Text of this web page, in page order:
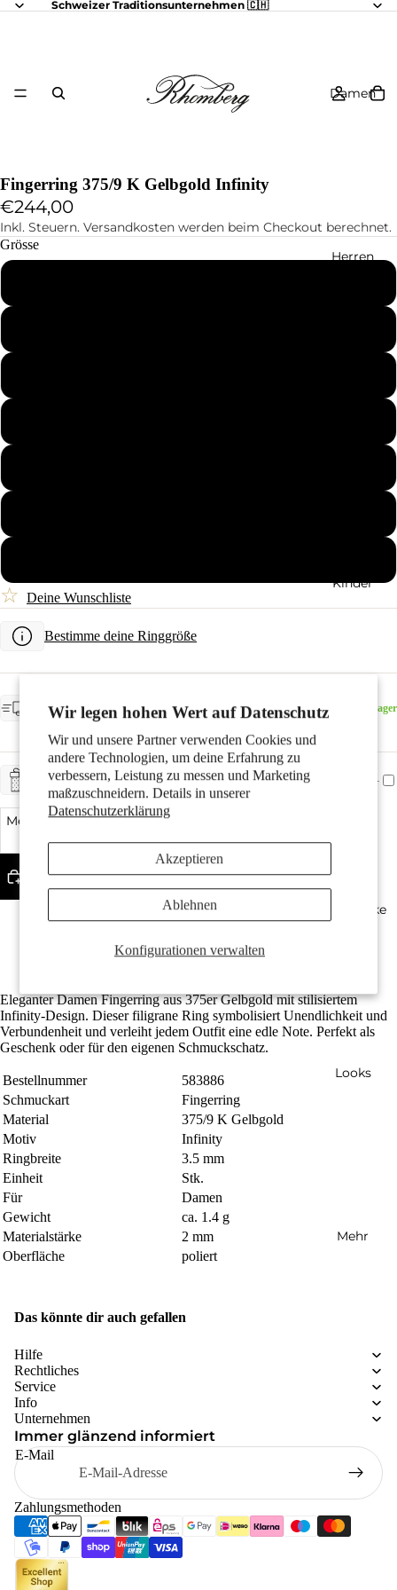
Wir legen hohen Wert auf Datenschutz
Wir und unsere Partner verwenden Cookies und
andere Technologien, um deine Erfahrung zu
verbessern, Leistung zu messen und Marketing
maßzuschneidern. Details in unserer
Datenschutzerklärung
Konfigurationen verwalten
Akzeptieren
Ablehnen
Schweizer Traditionsunternehmen 🇨🇭
Damen
Herren
Kinder
Geschenke
Looks
Mehr
Fingerring 375/9 K Gelbgold Infinity
€244,00
Inkl. Steuern. Versandkosten werden beim Checkout berechnet.
Grösse
☆ Deine Wunschliste
Bestimme deine Ringgröße
Am Lager - voraussichtliche Lieferung: Donnerstag, 13.
August
Am Lager
GESCHENKSERVICE + CHF 5.-
Menge verringern
In den Warenkorb legen
Gefertigt aus recyceltem 375er Gold
Kostenlose Lieferung
Eleganter Damen Fingerring aus 375er Gelbgold mit stilisiertem
Infinity-Design. Dieser filigrane Ring symbolisiert Unendlichkeit und
Verbundenheit und verleiht jedem Outfit eine edle Note. Perfekt als
Geschenk oder für den eigenen Schmuckschatz.
Bestellnummer
583886
Schmuckart
Fingerring
Material
375/9 K Gelbgold
Motiv
Infinity
Ringbreite
3.5 mm
Einheit
Stk.
Für
Damen
Gewicht
ca. 1.4 g
Materialstärke
2 mm
Oberfläche
poliert
Das könnte dir auch gefallen
Hilfe
Rechtliches
Service
Info
Unternehmen
Immer glänzend informiert
E-Mail
Zahlungsmethoden